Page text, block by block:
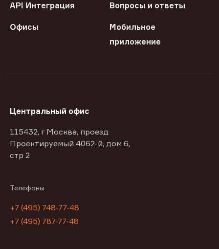
API Интеграция Вопросы и ответы
Офисы
Мобильное
приложение
Центральный офис
115432, г Москва, проезд
Проектируемый 4062-й, дом 6,
стр 2
Телефоны
+7 (495) 748-77-48
+7 (495) 787-77-48